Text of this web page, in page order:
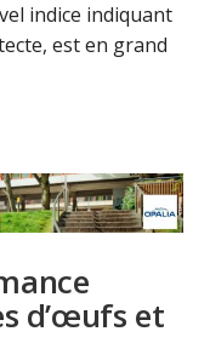
indice indiquant
est en grand
d’œufs et